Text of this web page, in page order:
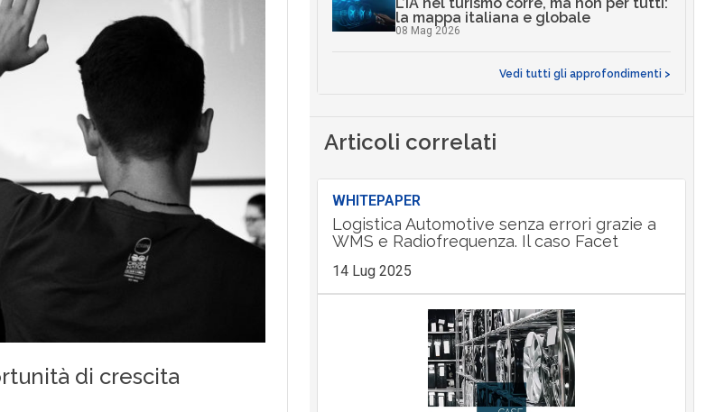
la mappa italiana e globale
08 Mag 2026
Vedi tutti gli approfondimenti >
Articoli correlati
WHITEPAPER
Logistica Automotive senza errori grazie a
WMS e Radiofrequenza. Il caso Facet
14 Lug 2025